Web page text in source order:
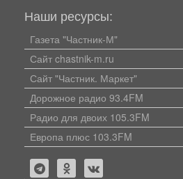
Наши ресурсы:
Газета "Частник-М"
Сайт chastnik-m.ru
Сайт "Частник. Маркет"
Дорожное радио 93.4FM
Радио для двоих 105.3FM
Европа плюс 103.3FM